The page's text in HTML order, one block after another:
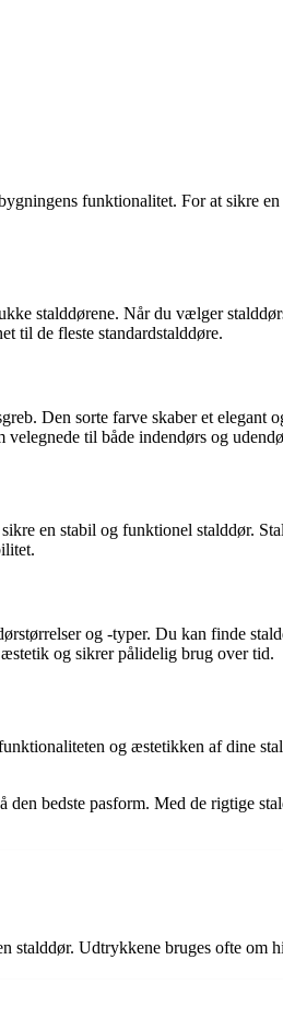
funktionalitet. For at sikre
stalddørene. Når du vælger
til de fleste standardstalddøre.
Den sorte farve skaber et elegant
til både indendørs og
en stabil og funktionel stalddør.
og -typer. Du kan finde
og sikrer pålidelig brug over tid.
og æstetikken af dine
bedste pasform. Med de rigtige
Udtrykkene bruges ofte om